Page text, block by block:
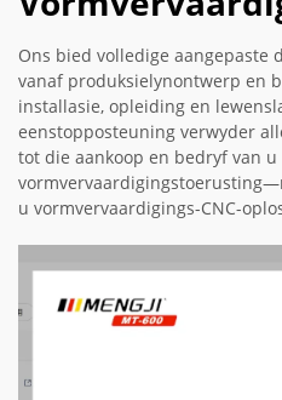
Ons bied volledige aangepaste
vanaf produksielynontwerp en
installasie, opleiding en
eenstopposteuning verwyder
tot die aankoop en bedryf van u
u vormvervaardigings-CNC-